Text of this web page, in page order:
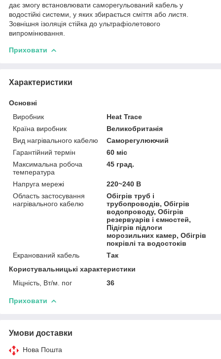
дає змогу встановлювати саморегульований кабель у
водостійкі системи, у яких збирається сміття або листя.
Зовнішня ізоляція стійка до ультрафіолетового
випромінювання.
Приховати
Характеристики
Основні
Виробник
Heat Trace
Країна виробник
Великобританія
Вид нагрівального кабелю
Саморегулюючий
Гарантійний термін
60 міс
Максимальна робоча
температура
45 град.
Напруга мережі
220~240 В
Область застосування
нагрівального кабелю
Обігрів труб і
трубопроводів, Обігрів
водопроводу, Обігрів
резервуарів і ємностей,
Підігрів підлоги
морозильних камер, Обігрів
покрівлі та водостоків
Екранований кабель
Так
Користувальницькі характеристики
Міцність, Вт/м. пог
36
Приховати
Умови доставки
Нова Пошта